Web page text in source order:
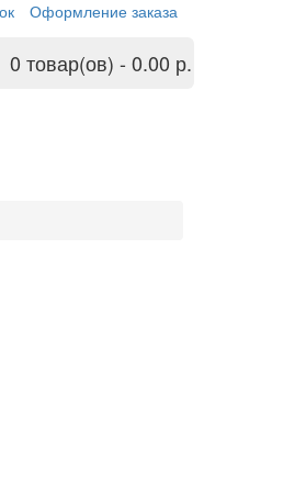
Оформление заказа
0 товар(ов) - 0.00 р.